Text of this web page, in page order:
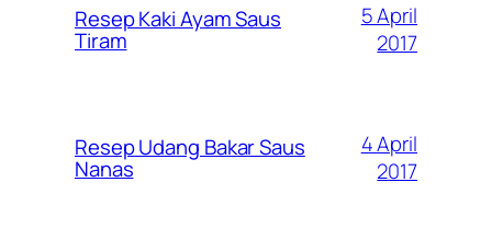
Resep Kaki Ayam Saus
Tiram
5 April
2017
Resep Udang Bakar Saus
Nanas
4 April
2017